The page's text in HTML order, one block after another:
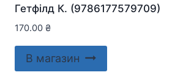
Гетфілд К. (9786177579709)
170.00 ₴
В магазин